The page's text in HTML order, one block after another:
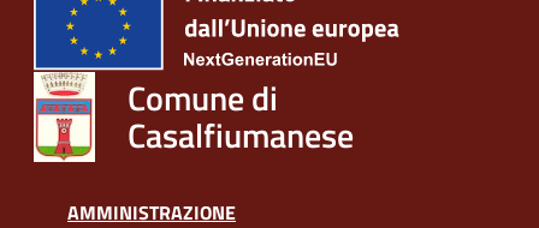
Comune di
Casalfiumanese
AMMINISTRAZIONE